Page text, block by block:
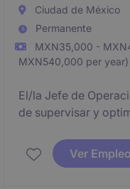
Ciudad de México
Permanente
MXN35,000 -
MXN540,000 per year)
El/la Jefe de
de supervisar y
productos
habilidades sólidas
Ver Empleo